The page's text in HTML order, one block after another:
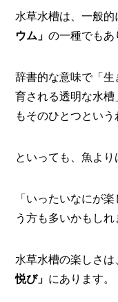
N
Z
-
T
A
F
F
水草水槽は、一般
ウム」の一種でもあ
辞書的な意味で「
育される透明な水
もそのひとつという
といっても、魚より
「いったいなにが
う方も多いかもしれ
水草水槽の楽しさは
悦び」 にあります。